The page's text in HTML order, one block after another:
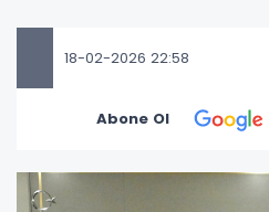
18-02-2026 22:58
Abone Ol